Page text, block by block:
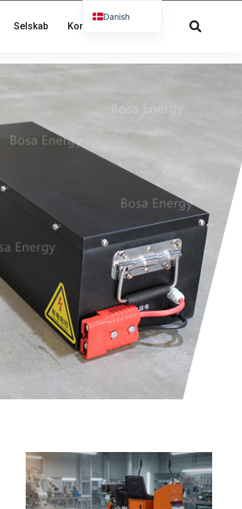
Selskab Kontakte
Fra vores produkter
Danish
Norwegian